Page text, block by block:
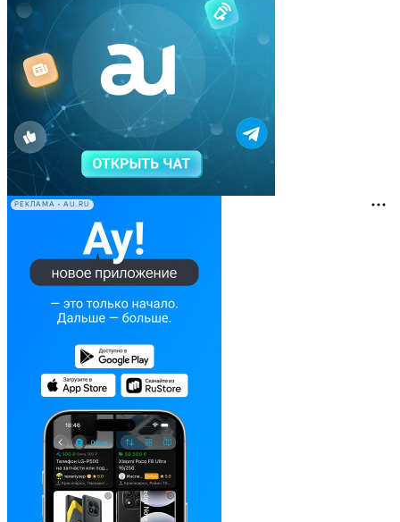
РЕКЛАМА • AU.RU